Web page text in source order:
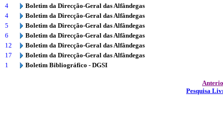
4
Boletim da Direcção-Geral das Alfândegas
4
Boletim da Direcção-Geral das Alfândegas
5
Boletim da Direcção-Geral das Alfândegas
6
Boletim da Direcção-Geral das Alfândegas
12
Boletim da Direcção-Geral das Alfândegas
17
Boletim da Direcção-Geral das Alfândegas
1
Boletim Bibliográfico - DGSI
Pesquisa